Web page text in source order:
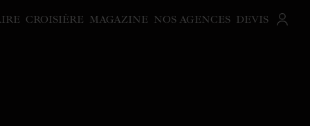
CROISIÈRE MAGAZINE NOS AGENCES DEVIS